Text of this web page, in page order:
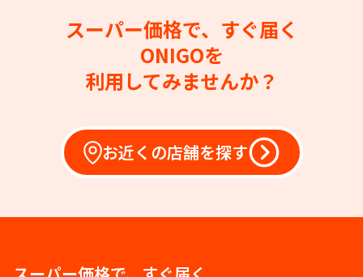
スーパー価格で、すぐ届く
ONIGOを
利用してみませんか？
お近くの店舗を探す